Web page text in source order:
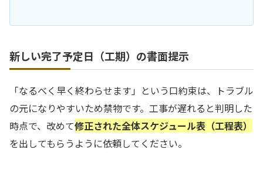
新しい完了予定日（工期）の書面提示
「なるべく早く終わらせます」という口約束は、トラブル
の元になりやすいため禁物です。工事が遅れると判明した
時点で、改めて修正された全体スケジュール表（工程表）
を出してもらうように依頼してください。